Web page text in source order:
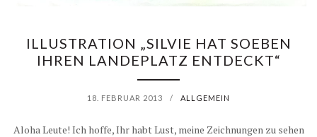
ILLUSTRATION „SILVIE HAT SOEBEN
IHREN LANDEPLATZ ENTDECKT“
18. FEBRUAR 2013 / ALLGEMEIN
Aloha Leute! Ich hoffe, Ihr habt Lust, meine Zeichnungen zu sehen